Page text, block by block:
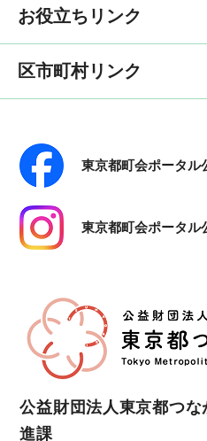
お役立ちリンク
区市町村リンク
東京都町会ポータル
東京都町会ポータル
公益財団法人東京都つ
進課